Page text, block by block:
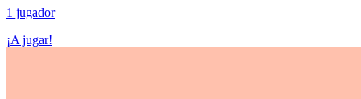
1 jugador
¡A jugar!